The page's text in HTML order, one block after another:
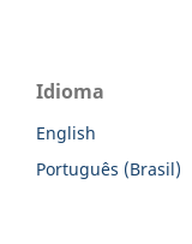
Idioma
English
Português (Brasil)